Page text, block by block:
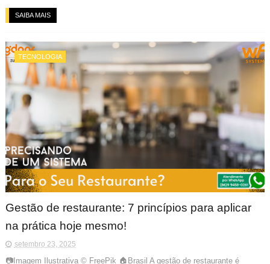
SAIBA MAIS
TECNOLOGIA
Gestão de restaurante: 7 princípios para aplicar
na prática hoje mesmo!
setembro 23, 2025
📷Imagem Ilustrativa © FreePik 🏠Brasil A gestão de restaurante é